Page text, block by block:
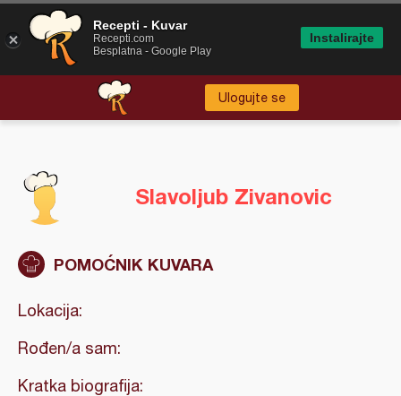
Ulogujte se
Slavoljub Zivanovic
POMOĆNIK KUVARA
Lokacija:
Rođen/a sam:
Kratka biografija:
Recepti - Kuvar
Recepti.com
Besplatna - Google Play
Instalirajte